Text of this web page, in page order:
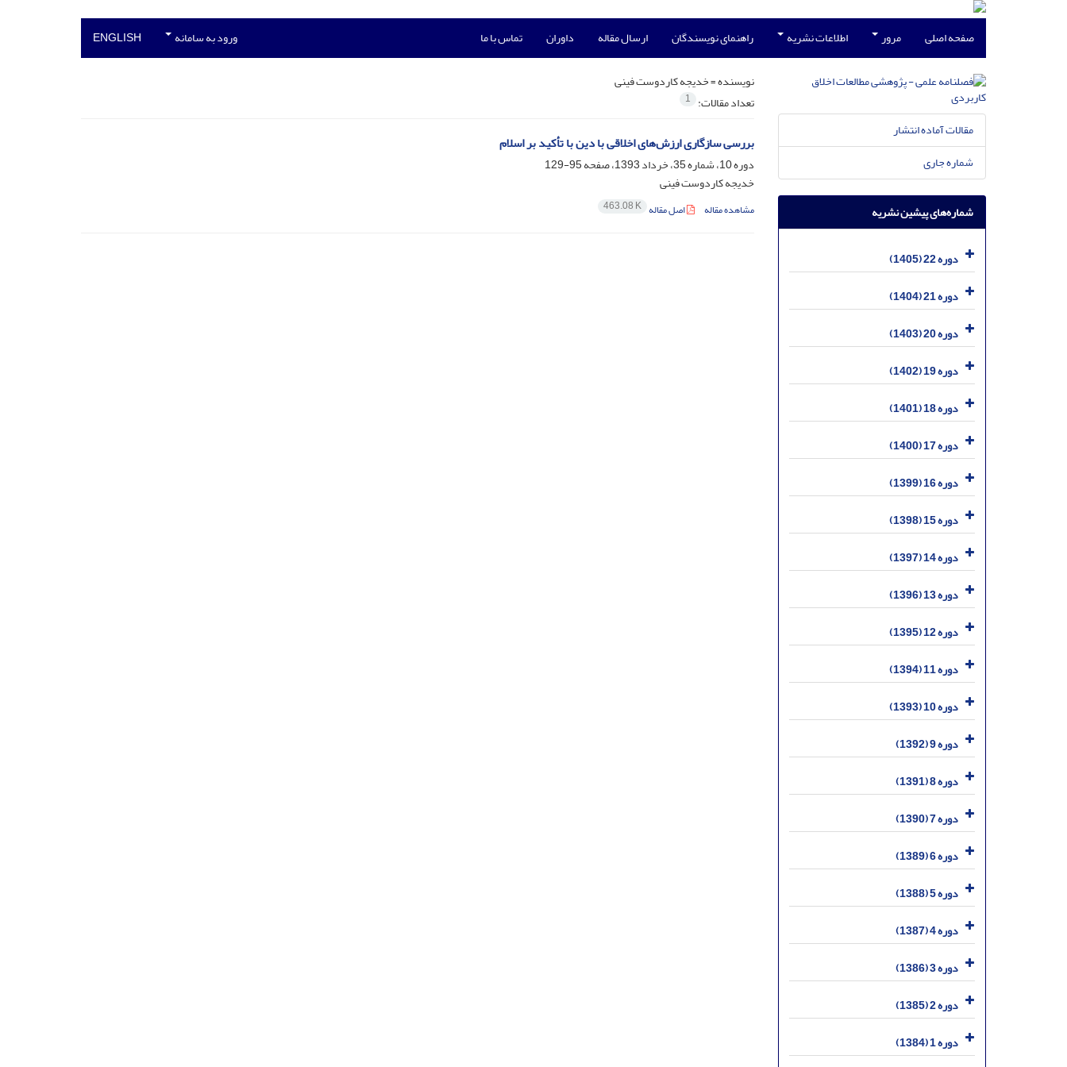
صفحه اصلی مرور اطلاعات نشریه راهنمای نویسندگان ارسال مقاله داوران تماس با ما ورود به سامانه ENGLISH
نویسنده =خدیجه کاردوست فینی
تعداد مقالات: 1
بررسی سازگاری ارزش‌های اخلاقی با دین با تأکید بر اسلام
دوره 10، شماره 35، خرداد 1393، صفحه
95-129
خدیجه کاردوست فینی
مشاهده مقاله اصل مقاله 463.08 K
مقالات آماده انتشار
شماره جاری
شماره‌های پیشین نشریه
دوره 22 (1405)
دوره 21 (1404)
دوره 20 (1403)
دوره 19 (1402)
دوره 18 (1401)
دوره 17 (1400)
دوره 16 (1399)
دوره 15 (1398)
دوره 14 (1397)
دوره 13 (1396)
دوره 12 (1395)
دوره 11 (1394)
دوره 10 (1393)
دوره 9 (1392)
دوره 8 (1391)
دوره 7 (1390)
دوره 6 (1389)
دوره 5 (1388)
دوره 4 (1387)
دوره 3 (1386)
دوره 2 (1385)
دوره 1 (1384)